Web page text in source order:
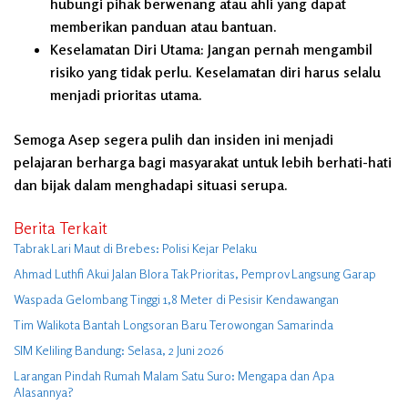
hubungi pihak berwenang atau ahli yang dapat
memberikan panduan atau bantuan.
Keselamatan Diri Utama: Jangan pernah mengambil
risiko yang tidak perlu. Keselamatan diri harus selalu
menjadi prioritas utama.
Semoga Asep segera pulih dan insiden ini menjadi
pelajaran berharga bagi masyarakat untuk lebih berhati-hati
dan bijak dalam menghadapi situasi serupa.
Berita Terkait
Tabrak Lari Maut di Brebes: Polisi Kejar Pelaku
Ahmad Luthfi Akui Jalan Blora Tak Prioritas, Pemprov Langsung Garap
Waspada Gelombang Tinggi 1,8 Meter di Pesisir Kendawangan
Tim Walikota Bantah Longsoran Baru Terowongan Samarinda
SIM Keliling Bandung: Selasa, 2 Juni 2026
Larangan Pindah Rumah Malam Satu Suro: Mengapa dan Apa
Alasannya?